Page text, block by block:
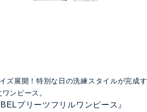
ズ展開！特別な日の洗練スタイルが完成す
ンピース。
プリーツフリルワンピース』